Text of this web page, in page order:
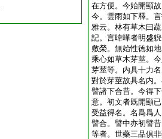
在方便。今始開顯
今。雲雨如下釋。
雅云。林有草木曰
記。言暐曄者明盛
敷榮。無始性徳如
乘心如草木芽莖。
芽莖等。内具十力
對於芽莖故具名内
譬諸下合昔。今得
意。初文者既開顯
受益得名。名爲爲
譬合。譬中亦初譬
等者。世藥三品倶